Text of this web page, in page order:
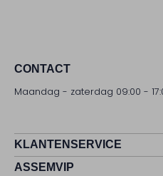
CONTACT
Maandag - zaterdag 09:00 -
KLANTENSERVICE
ASSEMVIP